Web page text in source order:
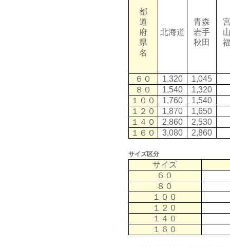
都
道
府
県
名
北海道
青森
岩手
秋田
６０ 1,320
1,045
８０
1,540
1,320
１００
1,760
1,540
１２０
1,870
1,650
１４０
2,860
2,530
１６０
3,080 2,860
サイズ区分
サイズ
６０
８０
１００
１２０
１４０
１６０